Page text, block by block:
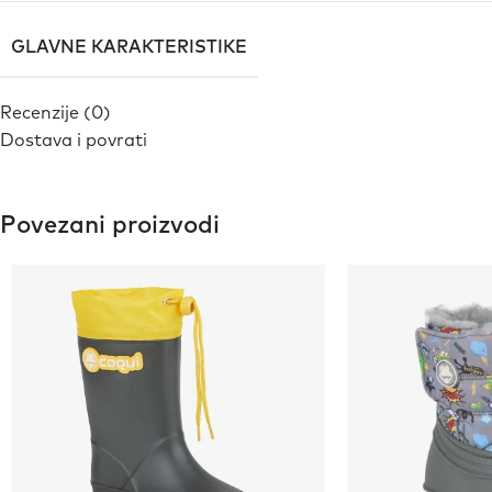
GLAVNE KARAKTERISTIKE
Recenzije (0)
Dostava i povrati
Povezani proizvodi